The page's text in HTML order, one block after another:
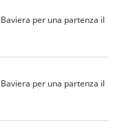
per una partenza il
per una partenza il